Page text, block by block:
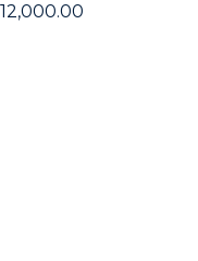
12,000.00